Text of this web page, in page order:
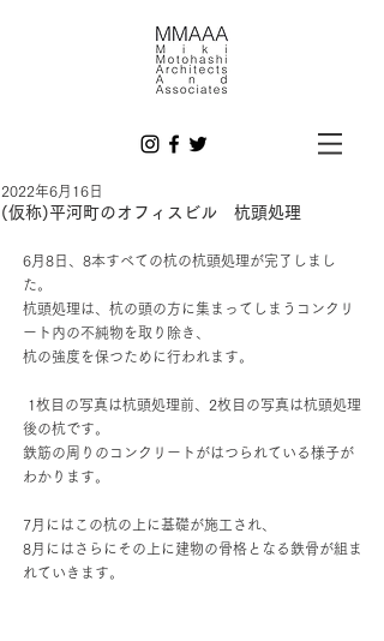
(仮称)平河町のオフィスビル 杭頭処理
2022年6月16日
6月8日、8本すべての杭の杭頭処理が完了しまし
た。
杭頭処理は、杭の頭の方に集まってしまうコンクリ
ート内の不純物を取り除き、
杭の強度を保つために行われます。
後の杭です。
鉄筋の周りのコンクリートがはつられている様子が
わかります。
7月にはこの杭の上に基礎が施工され、
8月にはさらにその上に建物の骨格となる鉄骨が組ま
れていきます。